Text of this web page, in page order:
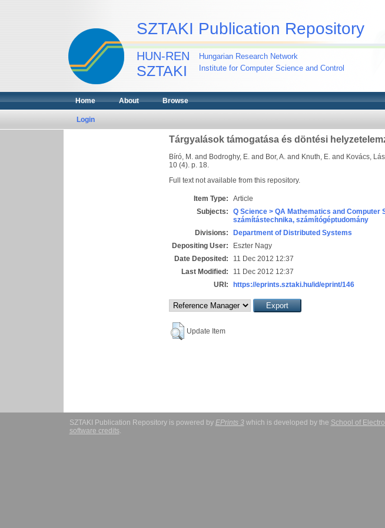
SZTAKI Publication Repository
HUN-REN
SZTAKI
Hungarian Research Network
Institute for Computer Science and Control
Home About Browse
Login
Tárgyalások támogatása és döntési
Bíró, M. and Bodroghy, E. and Bor, A. and Knuth, E. and Kovács,
10 (4). p. 18.
Full text not available from this repository.
Item Type:
Article
Subjects:
Q Science > QA Mathematics and
számítástechnika, számítógéptudomány
Divisions:
Department of Distributed Systems
Depositing User:
Eszter Nagy
Date Deposited:
11 Dec 2012 12:37
Last Modified:
11 Dec 2012 12:37
URI:
https://eprints.sztaki.hu/id/eprint/146
Update Item
SZTAKI Publication Repository is powered by EPrints 3which is developed by the School of
software credits.